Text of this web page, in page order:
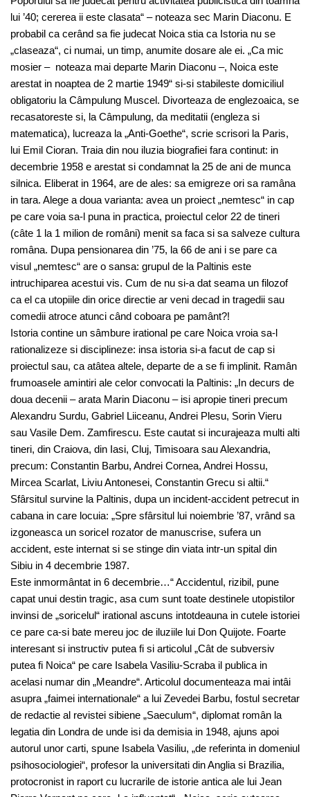
lui ’40; cererea ii este clasata“ – noteaza sec Marin Diaconu. E
probabil ca cerând sa fie judecat Noica stia ca Istoria nu se
„claseaza“, ci numai, un timp, anumite dosare ale ei. „Ca mic
mosier – noteaza mai departe Marin Diaconu –, Noica este
arestat in noaptea de 2 martie 1949“ si-si stabileste domiciliul
obligatoriu la Câmpulung Muscel. Divorteaza de englezoaica, se
recasatoreste si, la Câmpulung, da meditatii (engleza si
matematica), lucreaza la „Anti-Goethe“, scrie scrisori la Paris,
lui Emil Cioran. Traia din nou iluzia biografiei fara continut: in
decembrie 1958 e arestat si condamnat la 25 de ani de munca
silnica. Eliberat in 1964, are de ales: sa emigreze ori sa ramâna
in tara. Alege a doua varianta: avea un proiect „nemtesc“ in cap
pe care voia sa-l puna in practica, proiectul celor 22 de tineri
(câte 1 la 1 milion de români) menit sa faca si sa salveze cultura
româna. Dupa pensionarea din ’75, la 66 de ani i se pare ca
visul „nemtesc“ are o sansa: grupul de la Paltinis este
intruchiparea acestui vis. Cum de nu si-a dat seama un filozof
ca el ca utopiile din orice directie ar veni decad in tragedii sau
comedii atroce atunci când coboara pe pamânt?!
Istoria contine un sâmbure irational pe care Noica vroia sa-l
rationalizeze si disciplineze: insa istoria si-a facut de cap si
proiectul sau, ca atâtea altele, departe de a se fi implinit. Ramân
frumoasele amintiri ale celor convocati la Paltinis: „In decurs de
doua decenii – arata Marin Diaconu – isi apropie tineri precum
Alexandru Surdu, Gabriel Liiceanu, Andrei Plesu, Sorin Vieru
sau Vasile Dem. Zamfirescu. Este cautat si incurajeaza multi alti
tineri, din Craiova, din Iasi, Cluj, Timisoara sau Alexandria,
precum: Constantin Barbu, Andrei Cornea, Andrei Hossu,
Mircea Scarlat, Liviu Antonesei, Constantin Grecu si altii.“
Sfârsitul survine la Paltinis, dupa un incident-accident petrecut in
cabana in care locuia: „Spre sfârsitul lui noiembrie ’87, vrând sa
izgoneasca un soricel rozator de manuscrise, sufera un
accident, este internat si se stinge din viata intr-un spital din
Sibiu in 4 decembrie 1987.
Este inmormântat in 6 decembrie…“ Accidentul, rizibil, pune
capat unui destin tragic, asa cum sunt toate destinele utopistilor
invinsi de „soricelul“ irational ascuns intotdeauna in cutele istoriei
ce pare ca-si bate mereu joc de iluziile lui Don Quijote. Foarte
interesant si instructiv putea fi si articolul „Cât de subversiv
putea fi Noica“ pe care Isabela Vasiliu-Scraba il publica in
acelasi numar din „Meandre“. Articolul documenteaza mai intâi
asupra „faimei internationale“ a lui Zevedei Barbu, fostul secretar
de redactie al revistei sibiene „Saeculum“, diplomat român la
legatia din Londra de unde isi da demisia in 1948, ajuns apoi
autorul unor carti, spune Isabela Vasiliu, „de referinta in domeniul
psihosociologiei“, profesor la universitati din Anglia si Brazilia,
protocronist in raport cu lucrarile de istorie antica ale lui Jean